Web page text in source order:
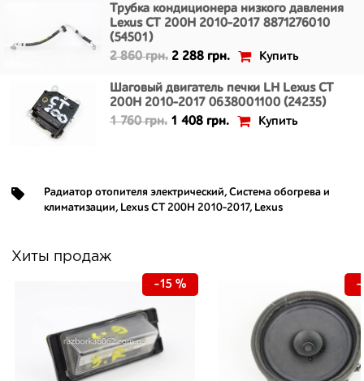
Трубка кондиционера низкого давления
Lexus CT 200H 2010-2017 8871276010
(54501)
2 860 грн. 2 288 грн. Купить
Шаговый двигатель печки LH Lexus CT
200H 2010-2017 0638001100 (24235)
1 760 грн. 1 408 грн. Купить
Радиатор отопителя электрический, Система обогрева и
климатизации, Lexus CT 200H 2010-2017, Lexus
Хиты продаж
-15 % -